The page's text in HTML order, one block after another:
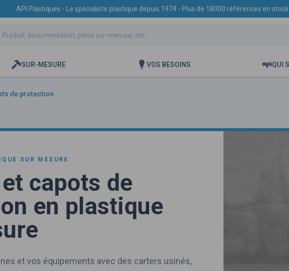
API Plastiques - Le spécialiste plastique depuis 1974 - Plus de 18000 références en
SUR-MESURE VOS BESOINS QUI
de protection
SUR MESURE
capots de
en plastique
et vos équipements avec des carters usinés,